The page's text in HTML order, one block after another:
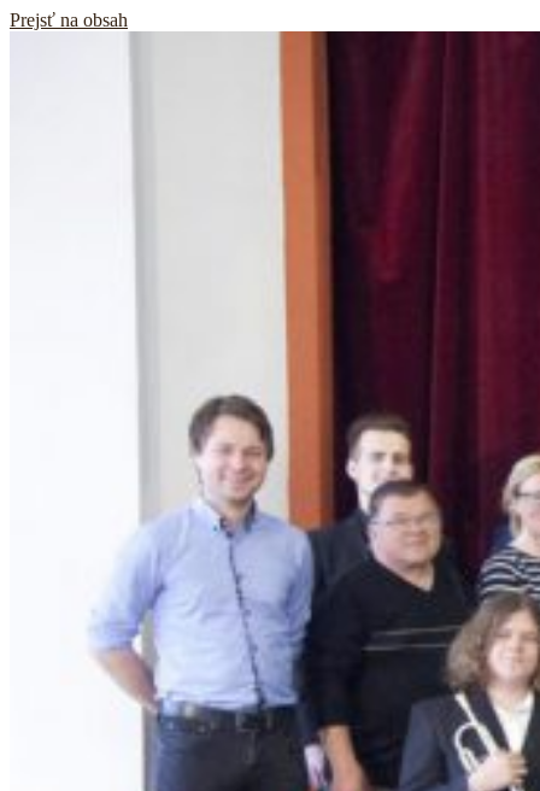
Prejsť na obsah